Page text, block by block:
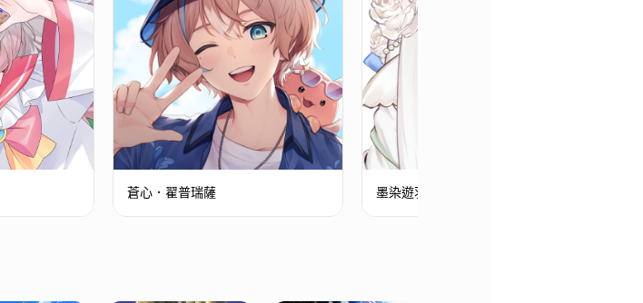
蒼心．翟普瑞薩 墨染遊羽